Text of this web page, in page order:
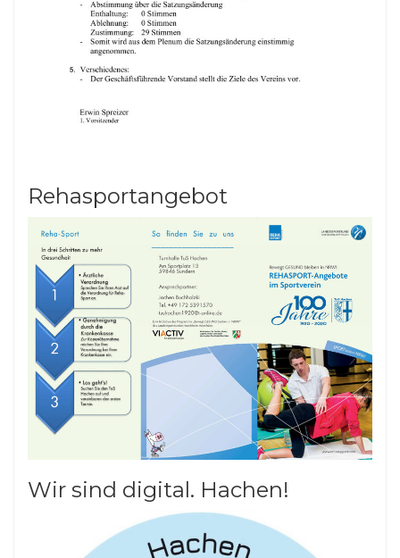
Rehasportangebot
Wir sind digital. Hachen!